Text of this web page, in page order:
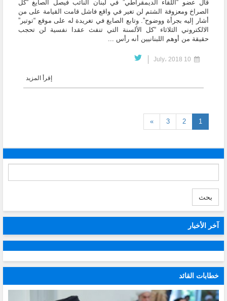
قال عضو “اللقاء الديمقراطي” في لبنان النائب فيصل الصايغ “كل
الصراخ ومعزوفة الشتم لن تغير في واقع فاشل قامت القيامة على من
أشار إليه بجرأة ووضوح”. وتابع الصايغ في تغريدة له على موقع “توتير”
الالكتروني الثلاثاء “كل الألسنة التي تنفث عقدا نفسية لن تحجب
حقيقة من أوهم اللبنانيين أنه رأس ...
إقرأ المزيد
1
(current)
2
3
»
بحث
آخر الأخبار
خطابات القائد